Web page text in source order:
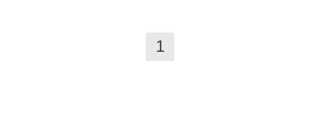
1